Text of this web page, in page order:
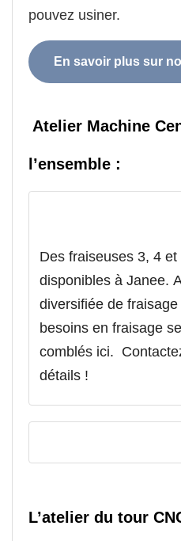
pouvez usiner.
En savoir plus sur
Atelier Machine
l’ensemble :
Des fraiseuses 3, 4
disponibles à Janee.
diversifiée de
besoins en fraisage
comblés ici.
détails !
L’atelier du tour